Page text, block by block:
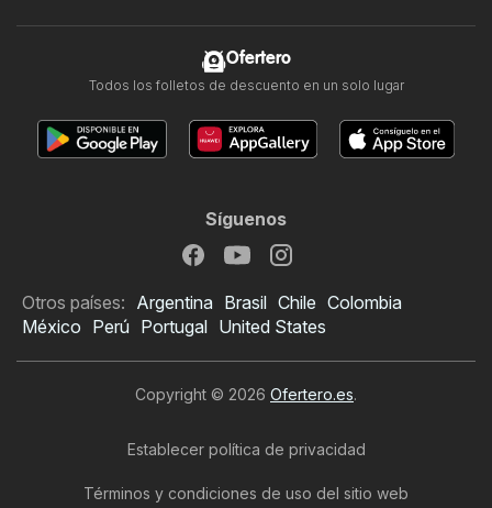
Ofertero
Todos los folletos de descuento en un solo lugar
Síguenos
Otros países: Argentina Brasil Chile Colombia
México Perú Portugal United States
Copyright © 2026 Ofertero.es.
Establecer política de privacidad
Términos y condiciones de uso del sitio web